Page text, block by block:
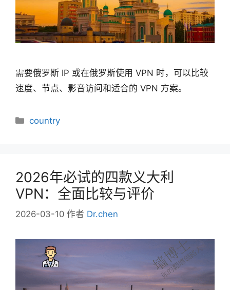
需要俄罗斯 IP 或在俄罗斯使用 VPN 时，可以比较
速度、节点、影音访问和适合的 VPN 方案。
分
country
2026年必试的四款义大利
VPN：全面比较与评价
2026-03-10 作者 Dr.chen